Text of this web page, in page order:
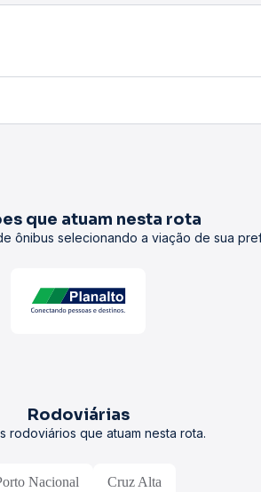
que atuam nesta rota
ônibus selecionando a viação de sua
Rodoviárias
rodoviários que atuam nesta rota.
Nacional Cruz Alta